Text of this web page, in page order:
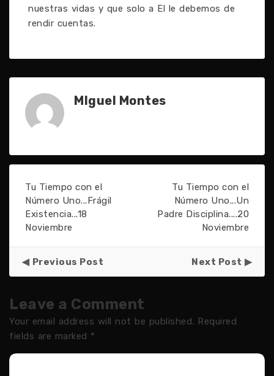
nuestras vidas y que solo a El le debemos de
rendir cuentas.
MIguel Montes
Tu Tiempo con el
Número Uno...Frágil
Existencia...18
Noviembre
Tu Tiempo con el
Número Uno...Un
Padre Disciplina....20
Noviembre
Previous Post Next Post
Leave a Comment
Your email address will not be published. Required
fields are marked *